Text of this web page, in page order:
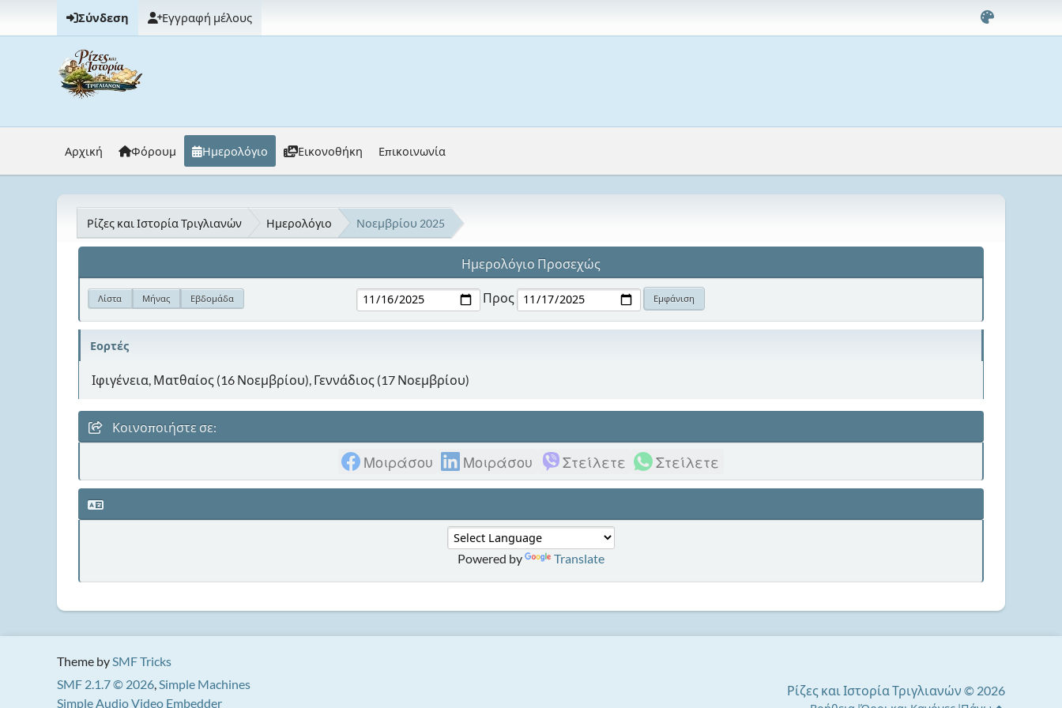
Σύνδεση Εγγραφή μέλους
Αρχική Φόρουμ Ημερολόγιο Εικονοθήκη Επικοινωνία
Ρίζες και Ιστορία Τριγλιανών Ημερολόγιο Νοεμβρίου 2025
Ημερολόγιο Προσεχώς
Λίστα Μήνας Εβδομάδα Προς
Εορτές
Ιφιγένεια, Ματθαίος (16 Νοεμβρίου), Γεννάδιος (17 Νοεμβρίου)
Κοινοποιήστε σε:
Μοιράσου Μοιράσου Στείλετε Στείλετε
Powered by Translate
Theme bySMF Tricks
SMF 2.1.7 © 2026,Simple Machines
Simple Audio Video Embedder
Ρίζες και Ιστορία Τριγλιανών © 2026